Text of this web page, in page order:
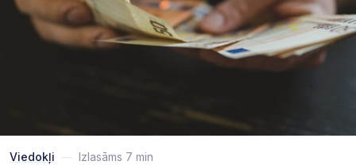
Viedokļi Izlasāms 7 min